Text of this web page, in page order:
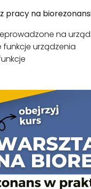
pracy na
na
urządzenia